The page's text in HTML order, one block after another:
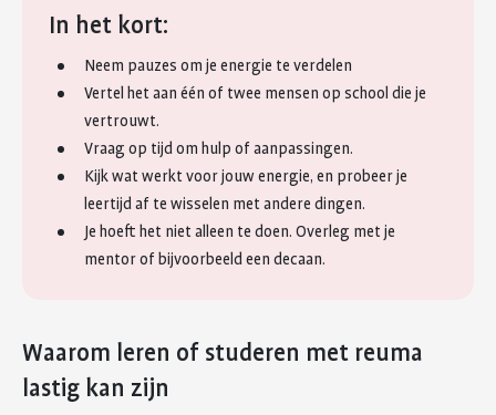
In het kort:
Neem pauzes om je energie te verdelen
Vertel het aan één of twee mensen op school die je
vertrouwt.
Vraag op tijd om hulp of aanpassingen.
Kijk wat werkt voor jouw energie, en probeer je
leertijd af te wisselen met andere dingen.
Je hoeft het niet alleen te doen. Overleg met je
mentor of bijvoorbeeld een decaan.
Waarom leren of studeren met reuma
lastig kan zijn